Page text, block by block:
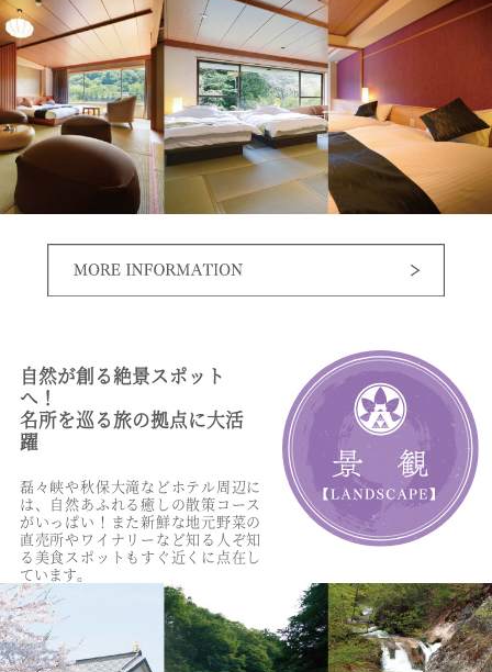
自然が創る絶景スポット
へ！
名所を巡る旅の拠点に大活
躍
磊々峡や秋保大滝などホテル周辺に
は、自然あふれる癒しの散策コース
がいっぱい！また新鮮な地元野菜の
直売所やワイナリーなど知る人ぞ知
る美食スポットもすぐ近くに点在し
ています。